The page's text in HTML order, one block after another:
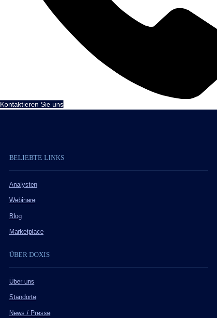
Kontaktieren Sie uns
BELIEBTE LINKS
Analysten
Webinare
Blog
Marketplace
ÜBER DOXIS
Über uns
Standorte
News / Presse